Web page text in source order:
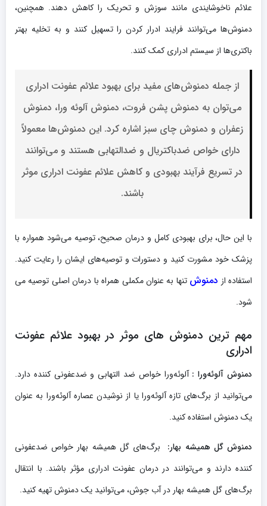
علائم ناخوشایندی مانند سوزش و تحریک را کاهش دهند. همچنین،
دمنوش‌ها می‌توانند فرایند ادرار کردن را تسهیل کنند و به تخلیه بهتر
باکتری‌ها از سیستم ادراری کمک کنند.
از جمله دمنوش‌های مفید برای بهبود علائم عفونت ادراری
می‌توان به دمنوش پشن فروت، دمنوش آلوئه ورا، دمنوش
زعفران و دمنوش چای سبز اشاره کرد. این دمنوش‌ها معمولاً
دارای خواص ضدباکتریال و ضدالتهابی هستند و می‌توانند
در تسریع فرآیند بهبودی و کاهش علائم عفونت ادراری موثر
باشند.
با این حال، برای بهبودی کامل و درمان صحیح، توصیه می‌شود همواره با
پزشک خود مشورت کنید و دستورات و توصیه‌های ایشان را رعایت کنید.
استفاده از دمنوش‌ تنها به عنوان مکملی همراه با درمان اصلی توصیه می
شود.
مهم ترین دمنوش های موثر در بهبود علائم عفونت
ادراری
دمنوش آلوئه‌ورا : آلوئه‌ورا خواص ضد التهابی و ضدعفونی کننده دارد.
می‌توانید از برگ‌های تازه آلوئه‌ورا یا از نوشیدن عصاره آلوئه‌ورا به عنوان
یک دمنوش استفاده کنید.
دمنوش گل همیشه بهار: برگ‌های گل همیشه بهار خواص ضدعفونی
کننده دارند و می‌توانند در درمان عفونت ادراری مؤثر باشند. با انتقال
برگ‌های گل همیشه بهار در آب جوش، می‌توانید یک دمنوش تهیه کنید.